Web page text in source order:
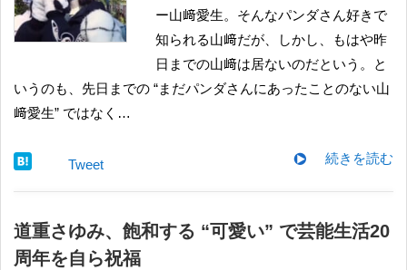
ー山﨑愛生。そんなパンダさん好きで
知られる山﨑だが、しかし、もはや昨
日までの山﨑は居ないのだという。と
いうのも、先日までの “まだパンダさんにあったことのない山
﨑愛生” ではなく…
続きを読む
Tweet
道重さゆみ、飽和する “可愛い” で芸能生活20
周年を自ら祝福